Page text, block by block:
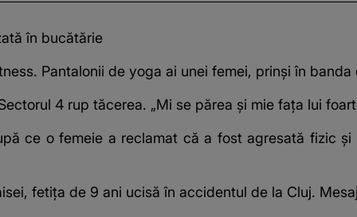
în bucătărie
Pantalonii de yoga ai unei femei, prinși în banda
4 rup tăcerea. „Mi se părea și mie fața lui
ce o femeie a reclamat că a fost agresată fizic
fetița de 9 ani ucisă în accidentul de la Cluj.